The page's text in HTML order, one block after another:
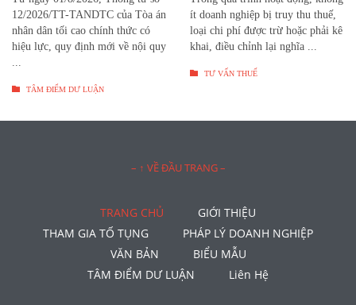
12/2026/TT-TANDTC của Tòa án
nhân dân tối cao chính thức có
hiệu lực, quy định mới về nội quy
...
 TÂM ĐIỂM DƯ LUẬN
ít doanh nghiệp bị truy thu thuế,
loại chi phí được trừ hoặc phải kê
khai, điều chỉnh lại nghĩa ...
 TƯ VẤN THUẾ
– ↑ VỀ ĐẦU TRANG –
TRANG CHỦ
GIỚI THIỆU
THAM GIA TỐ TỤNG
PHÁP LÝ DOANH NGHIỆP
VĂN BẢN
BIỂU MẪU
TÂM ĐIỂM DƯ LUẬN
Liên Hệ